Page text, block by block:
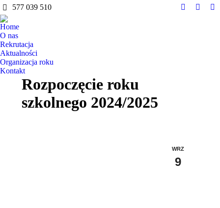
treści577 039 510
Facebook
Home
O nas
Rekrutacja
Aktualności
Organizacja roku
Kontakt
Rozpoczęcie roku
szkolnego 2024/2025
WRZ
9